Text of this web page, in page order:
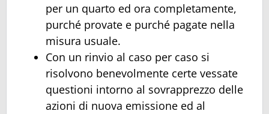
per un quarto ed ora completamente,
purché provate e purché pagate nella
misura usuale.
Con un rinvio al caso per caso si
risolvono benevolmente certe vessate
questioni intorno al sovrapprezzo delle
azioni di nuova emissione ed al